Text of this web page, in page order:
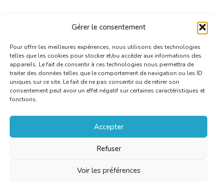
Gérer le consentement
Pour offrir les meilleures expériences, nous utilisons des technologies
telles que les cookies pour stocker et/ou accéder aux informations des
appareils. Le fait de consentir à ces technologies nous permettra de
traiter des données telles que le comportement de navigation ou les ID
uniques sur ce site. Le fait de ne pas consentir ou de retirer son
consentement peut avoir un effet négatif sur certaines caractéristiques et
fonctions.
Accepter
Refuser
Voir les préférences